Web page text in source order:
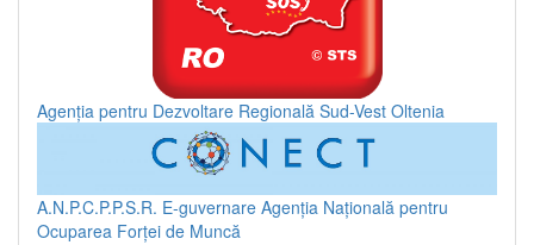
Agenția pentru Dezvoltare Regională Sud-Vest Oltenia
A.N.P.C.P.P.S.R. E-guvernare Agenția Națională pentru
Ocuparea Forței de Muncă